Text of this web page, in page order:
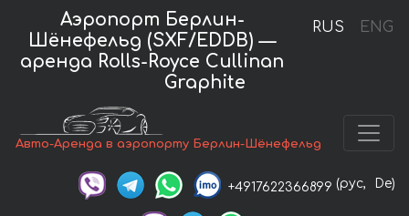
RUS ENG
Аэропорт Берлин-
Шёнефельд (SXF/EDDB) —
аренда Rolls-Royce Cullinan
Graphite
Авто-Аренда в аэропорту Берлин-Шёнефельд
+4917622366899 (рус, De)